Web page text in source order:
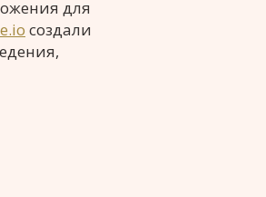
для
создали